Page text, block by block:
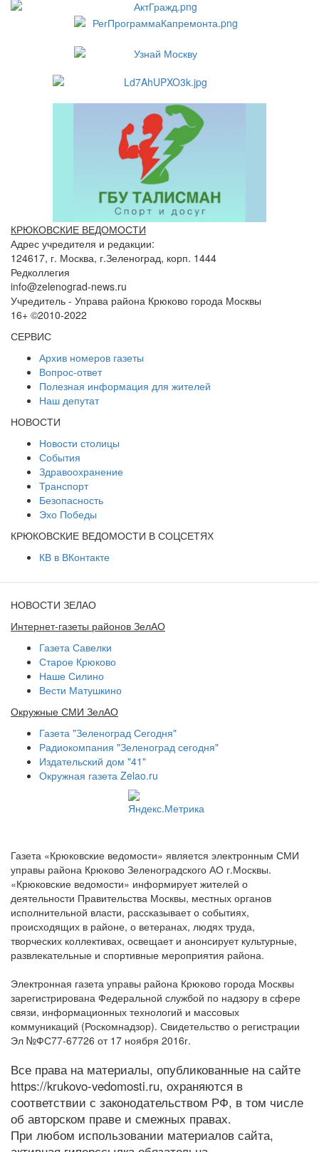
КРЮКОВСКИЕ ВЕДОМОСТИ
Адрес учредителя и редакции:
124617, г. Москва, г.Зеленоград, корп. 1444
Редколлегия
info@zelenograd-news.ru
Учредитель - Управа района Крюково города Москвы
16+ ©2010-2022
СЕРВИС
Архив номеров газеты
Вопрос-ответ
Полезная информация для жителей
Наш депутат
НОВОСТИ
Новости столицы
События
Здравоохранение
Транспорт
Безопасность
Эхо Победы
КРЮКОВСКИЕ ВЕДОМОСТИ В СОЦСЕТЯХ
КВ в ВКонтакте
НОВОСТИ ЗЕЛАО
Интернет-газеты районов ЗелАО
Газета Савелки
Старое Крюково
Наше Силино
Вести Матушкино
Окружные СМИ ЗелАО
Газета "Зеленоград Сегодня"
Радиокомпания "Зеленоград сегодня"
Издательский дом "41"
Окружная газета Zelao.ru
Газета «Крюковские ведомости» является электронным СМИ
управы района Крюково Зеленоградского АО г.Москвы.
«Крюковские ведомости» информирует жителей о
деятельности Правительства Москвы, местных органов
исполнительной власти, рассказывает о событиях,
происходящих в районе, о ветеранах, людях труда,
творческих коллективах, освещает и анонсирует культурные,
развлекательные и спортивные мероприятия района.
Электронная газета управы района Крюково города Москвы
зарегистрирована Федеральной службой по надзору в сфере
связи, информационных технологий и массовых
коммуникаций (Роскомнадзор). Свидетельство о регистрации
Эл №ФС77-67726 от 17 ноября 2016г.
Все права на материалы, опубликованные на сайте
https://krukovo-vedomosti.ru, охраняются в
соответствии с законодательством РФ, в том числе
об авторском праве и смежных правах.
При любом использовании материалов сайта,